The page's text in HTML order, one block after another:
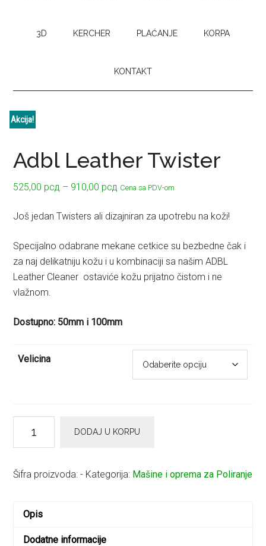
3D KERCHER PLAĆANJE KORPA
KONTAKT
Akcija!
Adbl Leather Twister
525,00 рсд – 910,00 рсд Raspon
od
do
910,00 рсд
Cena sa PDV-om
Još jedan Twisters ali dizajniran za upotrebu na koži!
Specijalno odabrane mekane cetkice su bezbedne čak i
za naj delikatniju kožu i u kombinaciji sa našim ADBL
Leather Cleaner ostaviće kožu prijatno čistom i ne
vlažnom.
Dostupno: 50mm i 100mm
Velicina
Leather
količina
DODAJ U KORPU
Šifra proizvoda:- Kategorija: Mašine i oprema za Poliranje
Opis
Dodatne informacije